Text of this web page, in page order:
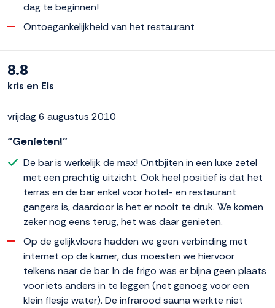
dag te beginnen!
Ontoegankelijkheid van het restaurant
8.8
kris en Els
vrijdag 6 augustus 2010
“Genieten!”
De bar is werkelijk de max! Ontbjiten in een luxe zetel
met een prachtig uitzicht. Ook heel positief is dat het
terras en de bar enkel voor hotel- en restaurant
gangers is, daardoor is het er nooit te druk. We komen
zeker nog eens terug, het was daar genieten.
Op de gelijkvloers hadden we geen verbinding met
internet op de kamer, dus moesten we hiervoor
telkens naar de bar. In de frigo was er bijna geen plaats
voor iets anders in te leggen (net genoeg voor een
klein flesje water). De infrarood sauna werkte niet